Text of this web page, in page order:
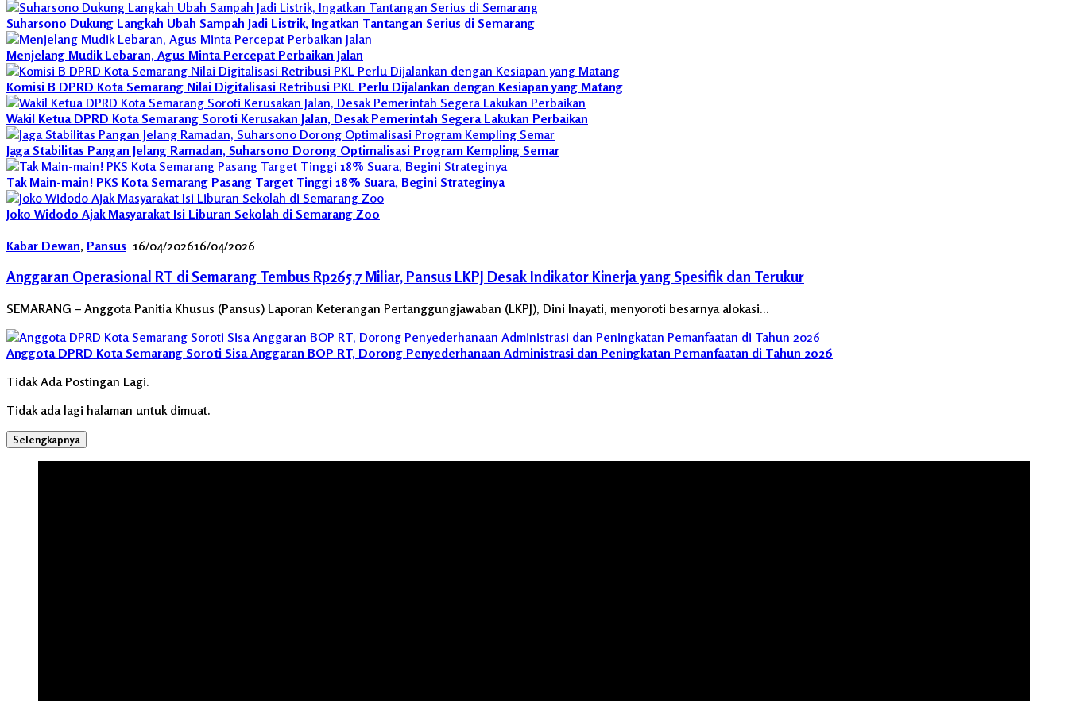
Suharsono Dukung Langkah Ubah Sampah Jadi Listrik, Ingatkan Tantangan Serius di Semarang
Menjelang Mudik Lebaran, Agus Minta Percepat Perbaikan Jalan
Komisi B DPRD Kota Semarang Nilai Digitalisasi Retribusi PKL Perlu Dijalankan dengan Kesiapan yang Matang
Wakil Ketua DPRD Kota Semarang Soroti Kerusakan Jalan, Desak Pemerintah Segera Lakukan Perbaikan
Jaga Stabilitas Pangan Jelang Ramadan, Suharsono Dorong Optimalisasi Program Kempling Semar
Tak Main-main! PKS Kota Semarang Pasang Target Tinggi 18% Suara, Begini Strateginya
Joko Widodo Ajak Masyarakat Isi Liburan Sekolah di Semarang Zoo
Kabar Dewan, Pansus 16/04/202616/04/2026
Anggaran Operasional RT di Semarang Tembus Rp265,7 Miliar, Pansus LKPJ Desak Indikator Kinerja yang Spesifik dan Terukur
SEMARANG – Anggota Panitia Khusus (Pansus) Laporan Keterangan Pertanggungjawaban (LKPJ), Dini Inayati, menyoroti besarnya alokasi…
Anggota DPRD Kota Semarang Soroti Sisa Anggaran BOP RT, Dorong Penyederhanaan Administrasi dan Peningkatan Pemanfaatan di Tahun 2026
Tidak Ada Postingan Lagi.
Tidak ada lagi halaman untuk dimuat.
Selengkapnya